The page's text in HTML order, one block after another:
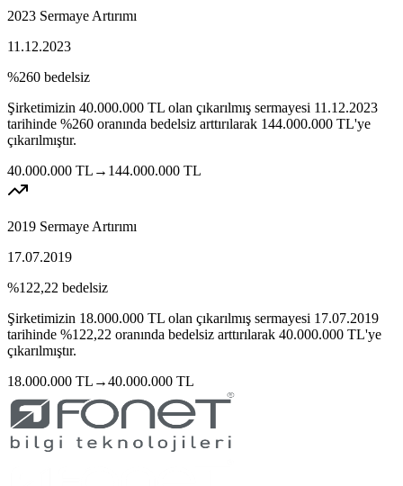
2023 Sermaye Artırımı
11.12.2023
%260 bedelsiz
Şirketimizin 40.000.000 TL olan çıkarılmış sermayesi 11.12.2023
tarihinde %260 oranında bedelsiz arttırılarak 144.000.000 TL'ye
çıkarılmıştır.
40.000.000 TL → 144.000.000 TL
2019 Sermaye Artırımı
17.07.2019
%122,22 bedelsiz
Şirketimizin 18.000.000 TL olan çıkarılmış sermayesi 17.07.2019
tarihinde %122,22 oranında bedelsiz arttırılarak 40.000.000 TL'ye
çıkarılmıştır.
18.000.000 TL →40.000.000 TL